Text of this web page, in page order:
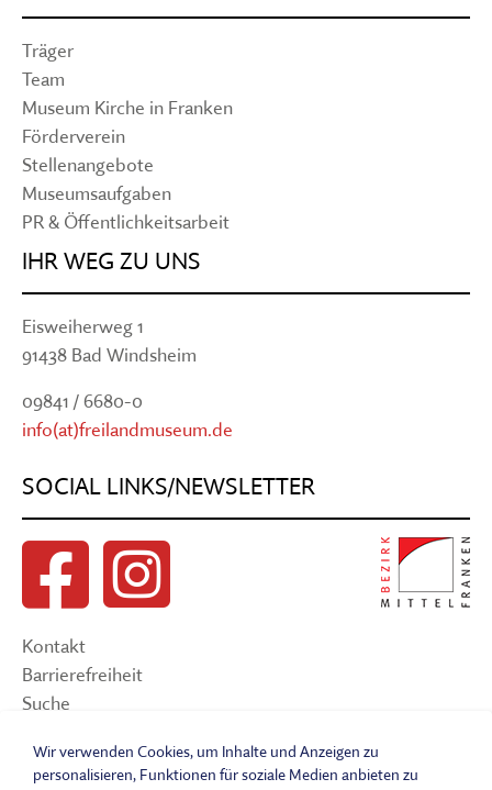
Träger
Team
Museum Kirche in Franken
Förderverein
Stellenangebote
Museumsaufgaben
PR & Öffentlichkeitsarbeit
IHR WEG ZU UNS
Eisweiherweg 1
91438 Bad Windsheim
09841 / 6680-0
info(at)freilandmuseum.de
SOCIAL LINKS/NEWSLETTER
Kontakt
Barrierefreiheit
Suche
Impressum
Wir verwenden Cookies, um Inhalte und Anzeigen zu
personalisieren, Funktionen für soziale Medien anbieten zu